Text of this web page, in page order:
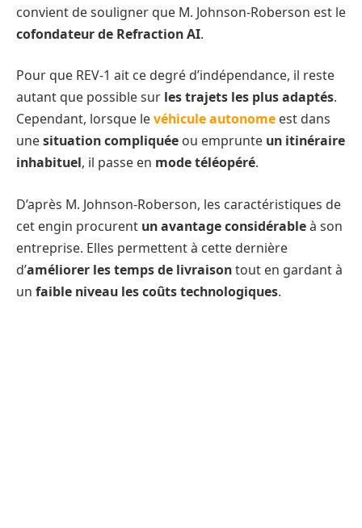
convient de souligner que M. Johnson-Roberson est le
cofondateur de Refraction AI.
Pour que REV-1 ait ce degré d’indépendance, il reste
autant que possible sur les trajets les plus adaptés.
Cependant, lorsque levéhicule autonome est dans
unesituation compliquée ou emprunte un itinéraire
inhabituel, il passe en mode téléopéré.
D’après M. Johnson-Roberson, les caractéristiques de
cet engin procurent un avantage considérableà son
entreprise. Elles permettent à cette dernière
d’améliorer les temps de livraisontout en gardant à
un faible niveau les coûts technologiques.